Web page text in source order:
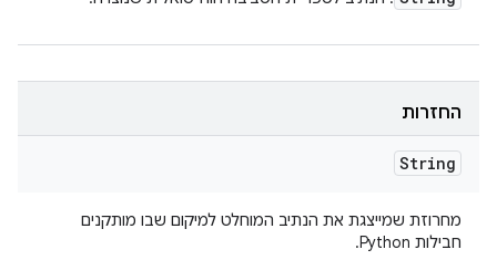
החזרות
String
מחרוזת שמייצגת את הנתיב המוחלט למיקום שבו מותקנים
חבילות Python.